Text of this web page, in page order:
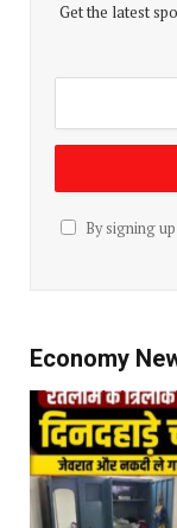
Get the latest
By signing
Economy